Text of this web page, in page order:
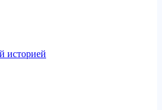
историей